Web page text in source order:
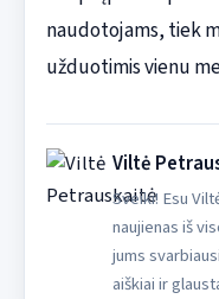
naudotojams, tiek
užduotimis vienu
Viltė
Sveiki! Esu
naujienas iš
jums
aiškiai ir